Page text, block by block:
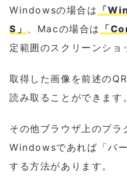
Windowsの場合は 「
S」
、Macの場合は 「
定範囲のスクリーンショ
取得した画像を前述の
読み取ることができます。
その他ブラウザ上のプ
Windowsであれば「バ
する方法があります。